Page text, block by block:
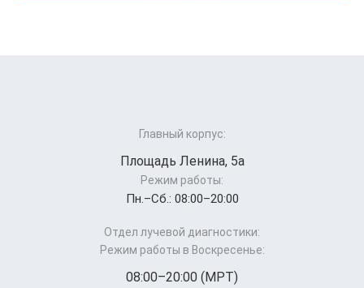
Главный корпус:
Площадь Ленина, 5а
Режим работы:
Пн.–Cб.: 08:00–20:00
Отдел лучевой диагностики:
Режим работы в Воскресенье:
08:00–20:00 (МРТ)